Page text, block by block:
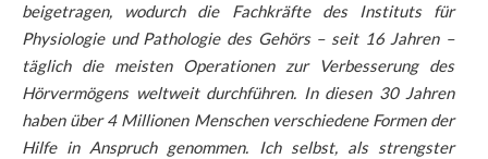
beigetragen, wodurch die Fachkräfte des Instituts für
Physiologie und Pathologie des Gehörs – seit 16 Jahren –
täglich die meisten Operationen zur Verbesserung des
Hörvermögens weltweit durchführen. In diesen 30 Jahren
haben über 4 Millionen Menschen verschiedene Formen der
Hilfe in Anspruch genommen. Ich selbst, als strengster